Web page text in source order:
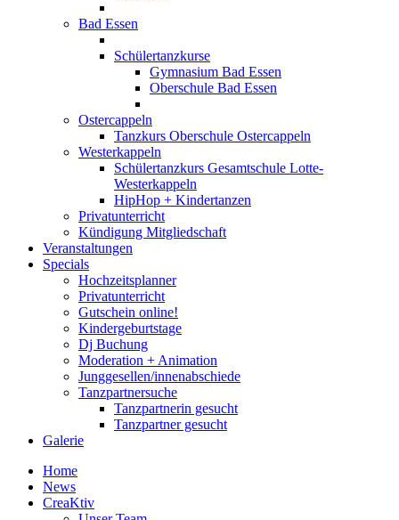
Bad Essen
Schülertanzkurse
Gymnasium Bad Essen
Oberschule Bad Essen
Ostercappeln
Tanzkurs Oberschule Ostercappeln
Westerkappeln
Schülertanzkurs Gesamtschule Lotte-
Westerkappeln
HipHop + Kindertanzen
Privatunterricht
Kündigung Mitgliedschaft
Veranstaltungen
Specials
Hochzeitsplanner
Privatunterricht
Gutschein online!
Kindergeburtstage
Dj Buchung
Moderation + Animation
Junggesellen/innenabschiede
Tanzpartnersuche
Tanzpartnerin gesucht
Tanzpartner gesucht
Galerie
Home
News
CreaKtiv